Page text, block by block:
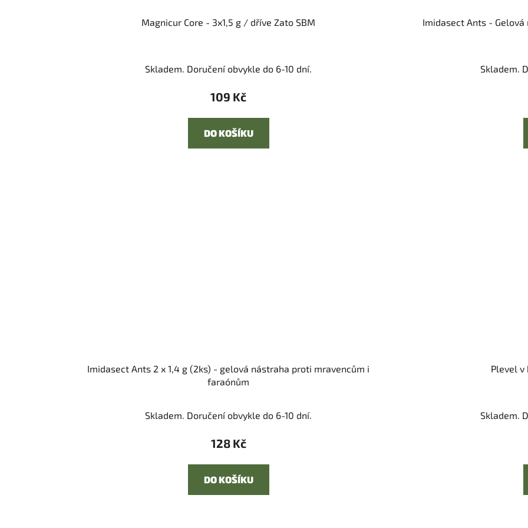
Magnicur Core - 3x1,5 g / dříve Zato SBM
Skladem. Doručení obvykle do 6-10 dní.
109 Kč
DO KOŠÍKU
Imidasect Ants -
Skladem.
Imidasect Ants 2 x 1,4 g (2ks) - gelová nástraha proti mravencům i
faraónům
Skladem. Doručení obvykle do 6-10 dní.
128 Kč
DO KOŠÍKU
Plevel v
Skladem.